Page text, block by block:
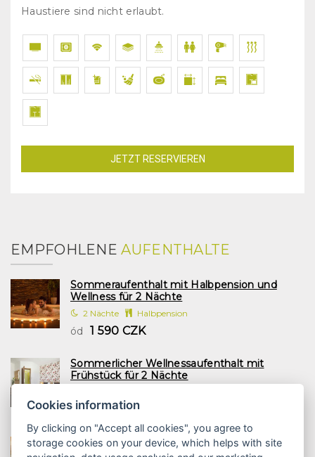
Haustiere sind nicht erlaubt.
JETZT RESERVIEREN
EMPFOHLENEAUFENTHALTE
Sommeraufenthalt mit Halbpension und
Wellness für 2 Nächte
2 Nächte Halbpension
ód 1 590 CZK
Sommerlicher Wellnessaufenthalt mit
Frühstück für 2 Nächte
ód 1 197 CZK
Familienurlaub mit Halbpension und Wellness
2 Nächte
Cookies information
By clicking on "Accept all cookies", you agree to
storage cookies on your device, which helps with site